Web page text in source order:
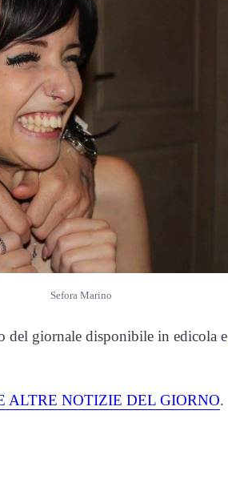
Sefora Marino
del giornale disponibile in edicola e
ALTRE NOTIZIE DEL GIORNO.